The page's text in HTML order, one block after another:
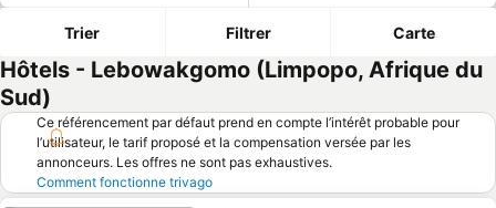
Trier Filtrer Carte
Hôtels - Lebowakgomo (Limpopo, Afrique du
Sud)
Ce référencement par défaut prend en compte l’intérêt probable pour
l’utilisateur, le tarif proposé et la compensation versée par les
annonceurs. Les offres ne sont pas exhaustives.
Comment fonctionne trivago